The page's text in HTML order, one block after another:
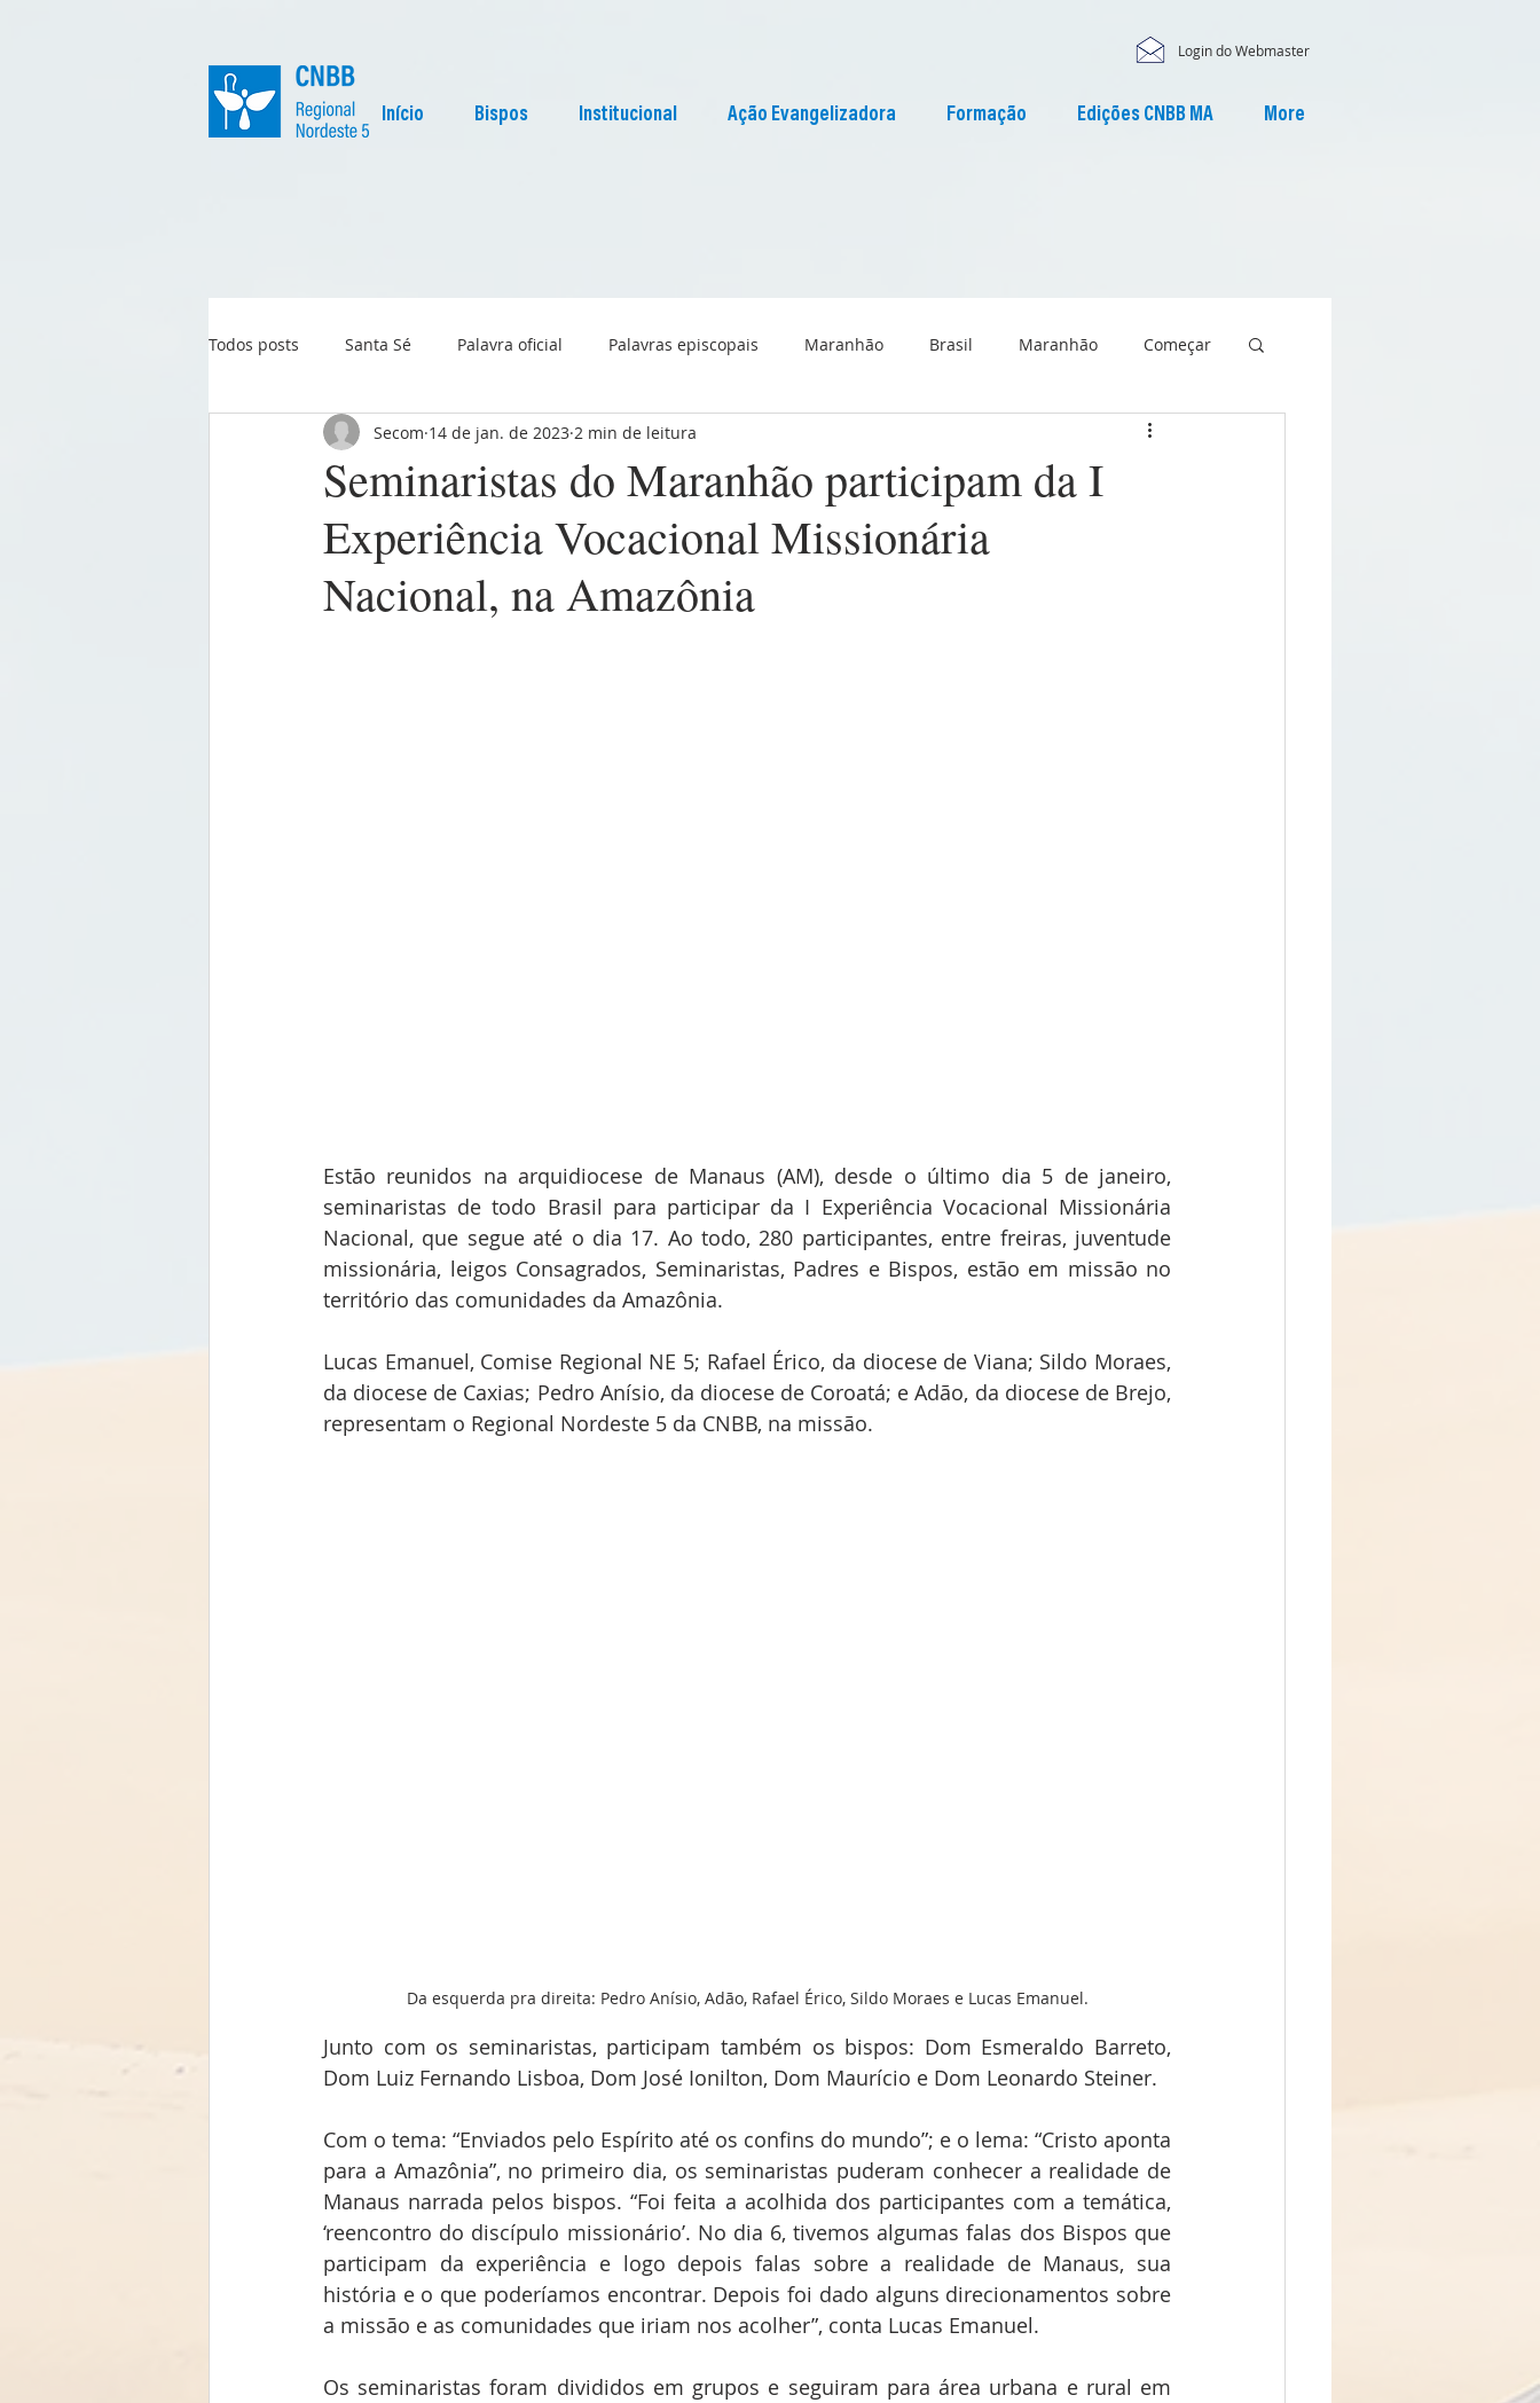
Login do Webmaster
Início Bispos Institucional Ação Evangelizadora Formação Edições CNBB MA More
Todos posts Santa Sé Palavra oficial Palavras episcopais Maranhão Brasil Maranhão Começar
Igreja no Mundo Liturgia Pascom Maranhão
Seminaristas do Maranhão participam da I
Experiência Vocacional Missionária
Nacional, na Amazônia
Secom 14 de jan. de 2023 2 min de leitura
Estão reunidos na arquidiocese de Manaus (AM), desde o último dia 5 de janeiro,
seminaristas de todo Brasil para participar da I Experiência Vocacional Missionária
Nacional, que segue até o dia 17. Ao todo, 280 participantes, entre freiras, juventude
missionária, leigos Consagrados, Seminaristas, Padres e Bispos, estão em missão no
território das comunidades da Amazônia.
Lucas Emanuel, Comise Regional NE 5; Rafael Érico, da diocese de Viana; Sildo Moraes,
da diocese de Caxias; Pedro Anísio, da diocese de Coroatá; e Adão, da diocese de Brejo,
representam o Regional Nordeste 5 da CNBB, na missão.
Da esquerda pra direita: Pedro Anísio, Adão, Rafael Érico, Sildo Moraes e Lucas Emanuel.
Junto com os seminaristas, participam também os bispos: Dom Esmeraldo Barreto,
Dom Luiz Fernando Lisboa, Dom José Ionilton, Dom Maurício e Dom Leonardo Steiner.
Com o tema: “Enviados pelo Espírito até os confins do mundo”; e o lema: “Cristo aponta
para a Amazônia”, no primeiro dia, os seminaristas puderam conhecer a realidade de
Manaus narrada pelos bispos. “Foi feita a acolhida dos participantes com a temática,
‘reencontro do discípulo missionário’. No dia 6, tivemos algumas falas dos Bispos que
participam da experiência e logo depois falas sobre a realidade de Manaus, sua
história e o que poderíamos encontrar. Depois foi dado alguns direcionamentos sobre
a missão e as comunidades que iriam nos acolher”, conta Lucas Emanuel.
Os seminaristas foram divididos em grupos e seguiram para área urbana e rural em